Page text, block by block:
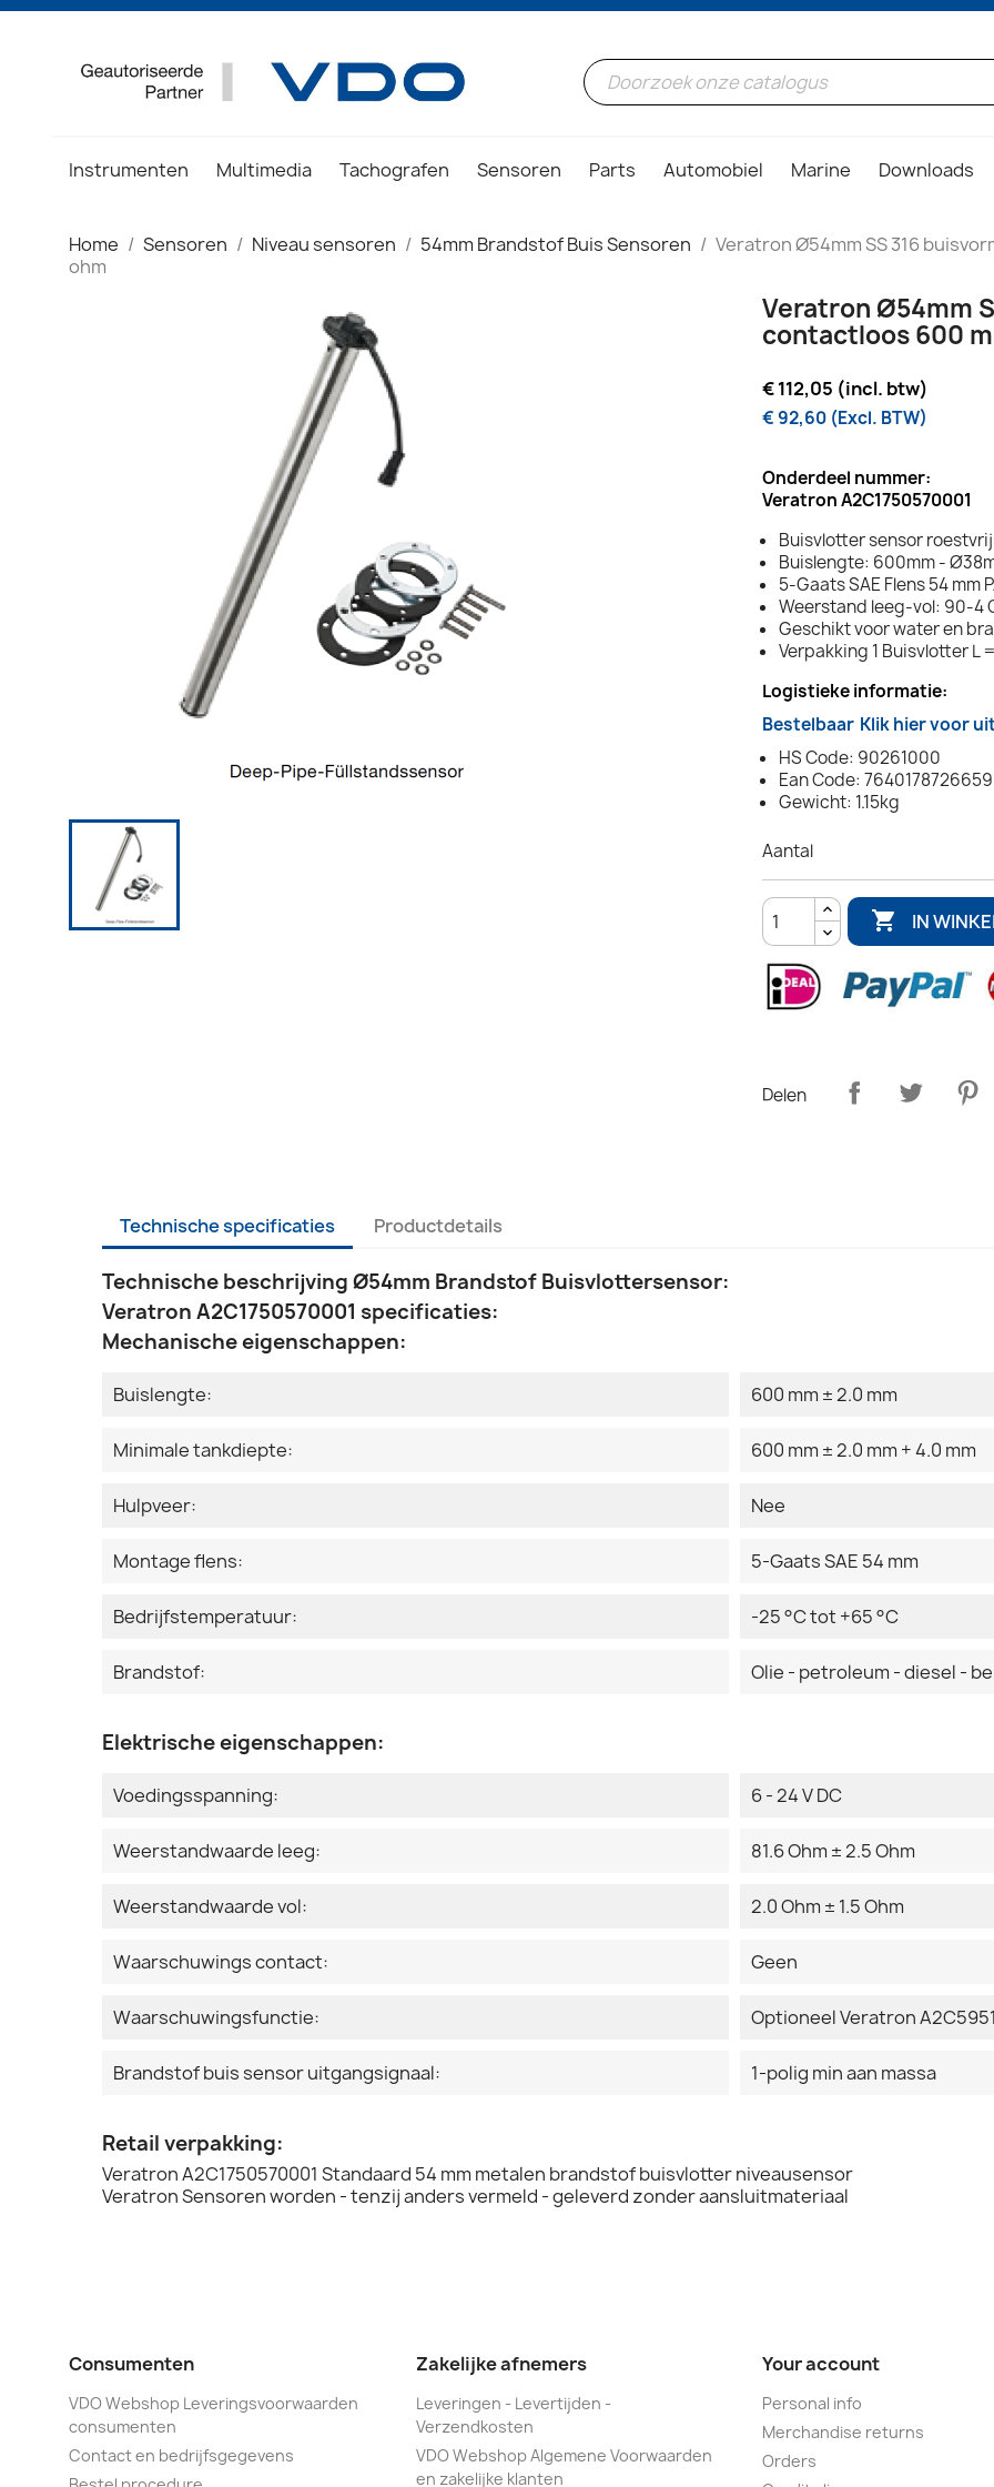
Instrumenten Multimedia Tachografen Sensoren Parts Automobiel Marine Downloads
Home Sensoren Niveau sensoren 54mm Brandstof Buis Sensoren
Veratron Ø54mm SS 316
ohm
Veratron Ø54mm
contactloos 600
€ 112,05 (incl. btw)
€ 92,60 (Excl. BTW)
Onderdeel nummer:
Veratron A2C1750570001
Buisvlotter sensor
Buislengte: 600mm -
5-Gaats SAE Flens 54 mm
Weerstand leeg-vol: 90-4
Geschikt voor water en
Verpakking 1 Buisvlotter L
Logistieke informatie:
Bestelbaar Klik hier voor
HS Code: 90261000
Ean Code: 7640178726659
Gewicht: 1.15kg
Aantal
 IN
Delen
Technische specificaties Productdetails
Technische beschrijving Ø54mm Brandstof Buisvlottersensor:
Veratron A2C1750570001 specificaties:
Mechanische eigenschappen:
Buislengte: 600 mm ± 2.0 mm
Minimale tankdiepte: 600 mm ± 2.0 mm + 4.0 mm
Hulpveer: Nee
Montage flens: 5-Gaats SAE 54 mm
Bedrijfstemperatuur: -25 °C tot +65 °C
Brandstof: Olie - petroleum - diesel -
Elektrische eigenschappen:
Voedingsspanning: 6 - 24 V DC
Weerstandwaarde leeg: 81.6 Ohm ± 2.5 Ohm
Weerstandwaarde vol: 2.0 Ohm ± 1.5 Ohm
Waarschuwings contact: Geen
Waarschuwingsfunctie: Optioneel Veratron
Brandstof buis sensor uitgangsignaal: 1-polig min aan massa
Retail verpakking:
Veratron A2C1750570001 Standaard 54 mm metalen brandstof buisvlotter niveausensor
Veratron Sensoren worden - tenzij anders vermeld - geleverd zonder aansluitmateriaal
Consumenten
VDO Webshop Leveringsvoorwaarden
consumenten
Contact en bedrijfsgegevens
Zakelijke afnemers
Leveringen - Levertijden -
Verzendkosten
VDO Webshop Algemene Voorwaarden
en zakelijke klanten
Your account
Personal info
Merchandise returns
Orders